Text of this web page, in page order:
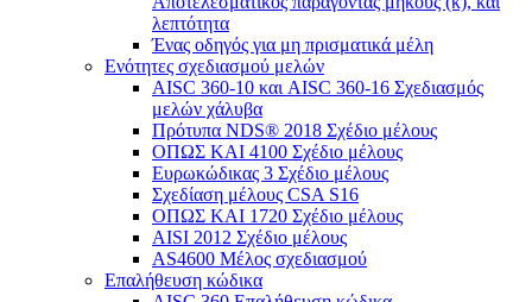
λεπτότητα
Ένας οδηγός για μη πρισματικά μέλη
Ενότητες σχεδιασμού μελών
AISC 360-10 και AISC 360-16 Σχεδιασμός
μελών χάλυβα
Πρότυπα NDS® 2018 Σχέδιο μέλους
ΟΠΩΣ ΚΑΙ 4100 Σχέδιο μέλους
Ευρωκώδικας 3 Σχέδιο μέλους
Σχεδίαση μέλους CSA S16
ΟΠΩΣ ΚΑΙ 1720 Σχέδιο μέλους
AISI 2012 Σχέδιο μέλους
AS4600 Μέλος σχεδιασμού
Επαλήθευση κώδικα